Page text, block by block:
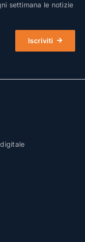
settimana le notizie
Iscriviti